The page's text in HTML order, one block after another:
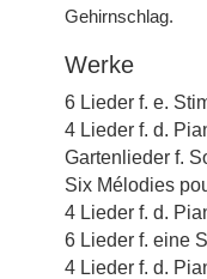
Gehirnschlag.
Werke
6 Lieder f. e.
4 Lieder f. d.
Gartenlieder f.
Six Mélodies
4 Lieder f. d.
6 Lieder f. eine
4 Lieder f. d.